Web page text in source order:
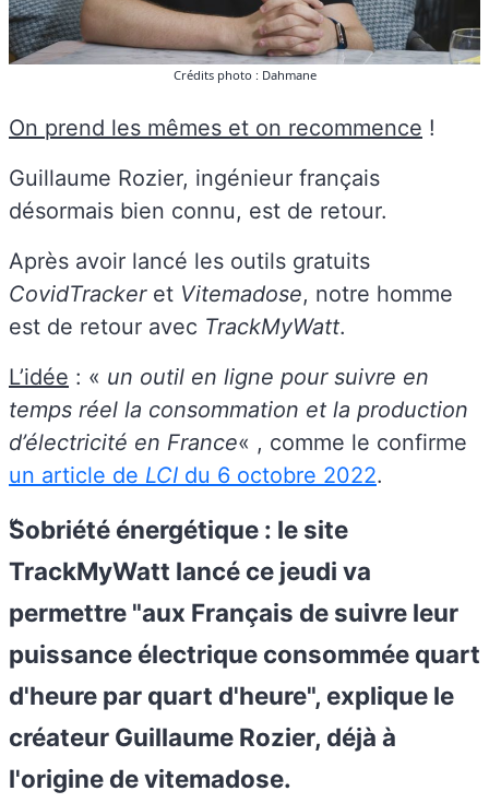
Crédits photo : Dahmane
On prend les mêmes et on recommence !
Guillaume Rozier, ingénieur français
désormais bien connu, est de retour.
Après avoir lancé les outils gratuits
CovidTrackeret Vitemadose, notre homme
est de retour avec TrackMyWatt.
L’idée : « un outil en ligne pour suivre en
temps réel la consommation et la production
d’électricité en France« , comme le confirme
un article de LCI du 6 octobre 2022.
Sobriété énergétique : le site
TrackMyWatt lancé ce jeudi va
permettre "aux Français de suivre leur
puissance électrique consommée quart
d'heure par quart d'heure", explique le
créateur Guillaume Rozier, déjà à
l'origine de vitemadose.